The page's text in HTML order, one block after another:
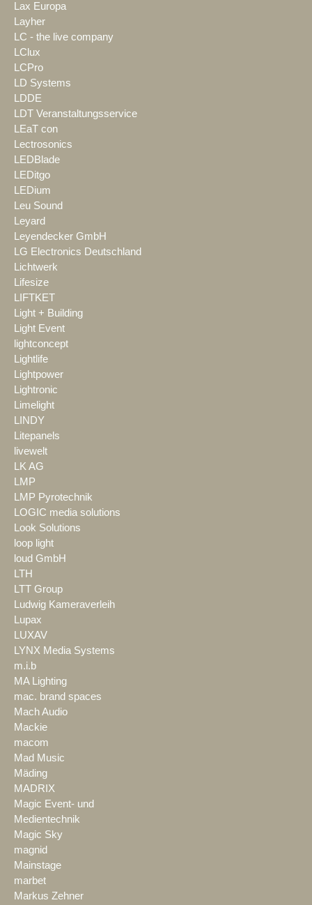
Lax Europa
Layher
LC - the live company
LClux
LCPro
LD Systems
LDDE
LDT Veranstaltungsservice
LEaT con
Lectrosonics
LEDBlade
LEDitgo
LEDium
Leu Sound
Leyard
Leyendecker GmbH
LG Electronics Deutschland
Lichtwerk
Lifesize
LIFTKET
Light + Building
Light Event
lightconcept
Lightlife
Lightpower
Lightronic
Limelight
LINDY
Litepanels
livewelt
LK AG
LMP
LMP Pyrotechnik
LOGIC media solutions
Look Solutions
loop light
loud GmbH
LTH
LTT Group
Ludwig Kameraverleih
Lupax
LUXAV
LYNX Media Systems
m.i.b
MA Lighting
mac. brand spaces
Mach Audio
Mackie
macom
Mad Music
Mäding
MADRIX
Magic Event- und
Medientechnik
Magic Sky
magnid
Mainstage
marbet
Markus Zehner